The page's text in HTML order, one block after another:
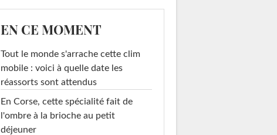
EN CE MOMENT
Tout le monde s'arrache cette clim
mobile : voici à quelle date les
réassorts sont attendus
En Corse, cette spécialité fait de
l'ombre à la brioche au petit
déjeuner